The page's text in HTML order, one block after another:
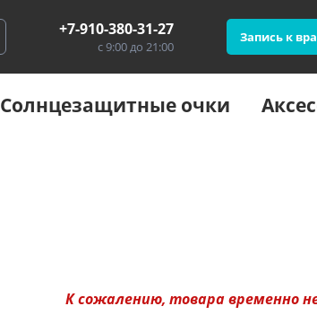
+7-910-380-31-27
с 9:00 до 21:00
Запись к
Солнцезащитные очки
К сожалению, товара временно